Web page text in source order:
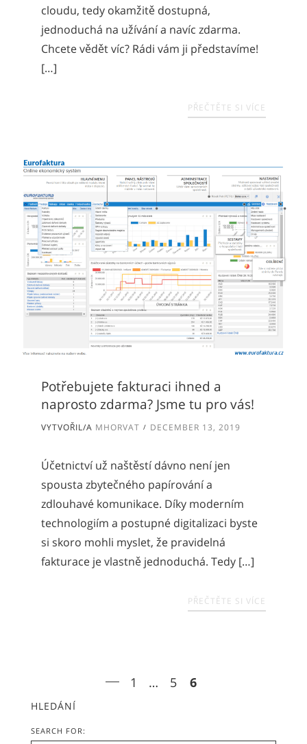
cloudu, tedy okamžitě dostupná,
jednoduchá na užívání a navíc zdarma.
Chcete vědět víc? Rádi vám ji představíme!
[…]
PŘEČTĚTE SI VÍCE
Potřebujete fakturaci ihned a
naprosto zdarma? Jsme tu pro vás!
VYTVOŘIL/A MHORVAT DECEMBER 13, 2019
Účetnictví už naštěstí dávno není jen
spousta zbytečného papírování a
zdlouhavé komunikace. Díky moderním
technologiím a postupné digitalizaci byste
si skoro mohli myslet, že pravidelná
fakturace je vlastně jednoduchá. Tedy […]
PŘEČTĚTE SI VÍCE
1 … 5 6
HLEDÁNÍ
SEARCH FOR: